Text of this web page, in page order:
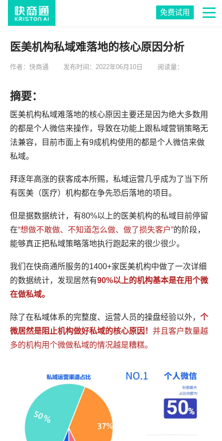
免费试用
医美机构私域难落地的核心原因分析
作者：快商通 发布时间：2022年06月10日 阅读量：
摘要：
医美机构私域难落地的核心原因主要还是因为绝大多数用
的都是个人微信来操作，导致在功能上跟私域营销策略无
法兼容，目前市面上有9成机构使用的都是个人微信来做
私域。
拜逐年高涨的获客成本所赐，私域运营几乎成为了当下所
有医美（医疗）机构都在争先恐后落地的项目。
但是据数据统计，有80%以上的医美机构的私域目前停留
在“想做不敢做、不知道怎么做、做了损失客户”的阶段，
能够真正把私域策略落地执行跑起来的很少很少。
我们在快商通所服务的1400+家医美机构中做了一次详细
的数据统计，发现居然有90%以上的机构基本是在用个微
在做私域。
除了在私域体系的完整度、运营人员的操盘经验以外， 个
微居然是阻止机构做好私域的核心原因！ 并且客户数量越
多的机构用个微做私域的情况越是糟糕。